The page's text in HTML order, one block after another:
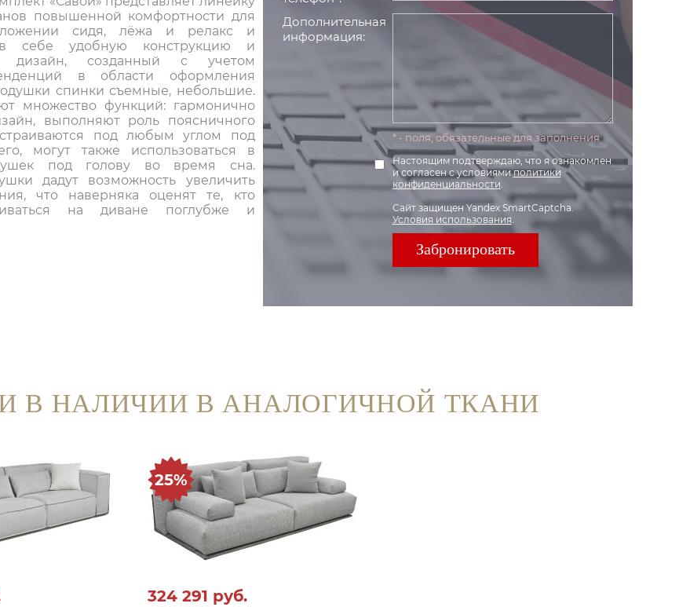
повышенной комфортности для
сидя, лёжа и релакс и
в себе удобную конструкцию и
дизайн, созданный с учетом
в области оформления
спинки съемные, небольшие.
множество функций: гармонично
выполняют роль поясничного
под любым углом под
могут также использоваться в
под голову во время сна.
дадут возможность увеличить
что наверняка оценят те, кто
на диване поглубже и
Дополнительная
информация:
* - поля, обязательные для заполнения
Настоящим подтверждаю, что я ознакомлен
и согласен с условиямиполитики
конфиденциальности.
Сайт защищен Yandex SmartCaptcha.
Условия использования.
В НАЛИЧИИ В АНАЛОГИЧНОЙ ТКАНИ
324 291 руб.
25%